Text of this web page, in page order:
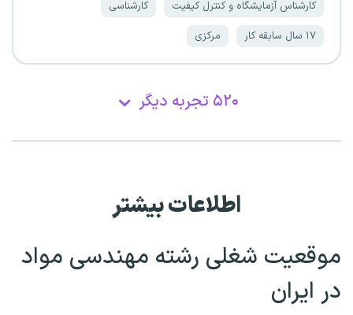
کارشناس آزمایشگاه و کنترل کیفیت
کارشناسی
۱۷ سال سابقه کار
مرکزی
۵۲۰ تجربه دیگر
اطلاعات بیشتر
موقعیت شغلی رشته مهندسی مواد
در ایران